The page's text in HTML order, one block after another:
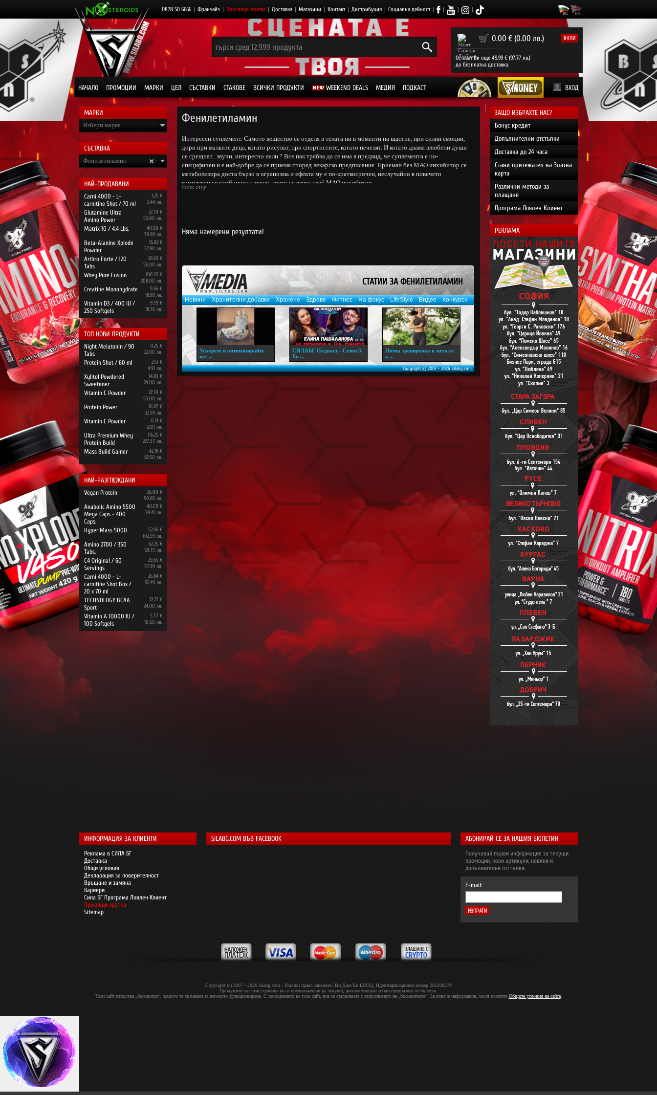
0878 50 6666 | Франчайз | Проследи пратка | Доставка | Магазини | Контакт | Дистрибуция | Социална дейност | | | |
0 0.00 € (0.00 лв.) КУПИ
Остават Ви още 49.99 € (97.77 лв.)
до безплатна доставка.
НАЧАЛО ПРОМОЦИИ МАРКИ ЦЕЛ СЪСТАВКИ СТАКОВЕ ВСИЧКИ ПРОДУКТИ WEEKEND DEALS МЕДИЯ ПОДКАСТ ВХОД
МАРКИ
Избери марка
СЪСТАВКА
Фенилетиламин
НАЙ-ПРОДАВАНИ
Carni 4000 - L-
carnitine Shot / 70 ml
1.25 €
2.44 лв.
Glutamine Ultra
Amino Power
27.10 €
53.00 лв.
Matrix 10 / 4.4 Lbs.
40.90 €
79.99 лв.
Beta-Alanine Xplode
Powder
16.82 €
32.90 лв.
Arthro Forte / 120
Tabs
28.63 €
56.00 лв.
Whey Pure Fusion
106.35 €
208.00 лв.
Creatine Monohydrate
9.66 €
18.89 лв.
Vitamin D3 / 400 IU /
250 Softgels
9.59 €
18.76 лв.
ТОП НОВИ ПРОДУКТИ
Night Melatonin / 90
Tabs
11.25 €
22.00 лв.
Protein Shot / 60 ml
2.51 €
4.91 лв.
Xylitol Powdered
Sweetener
14.83 €
29.00 лв.
Vitamin C Powder
27.10 €
53.00 лв.
Protein Power
16.87 €
32.99 лв.
Vitamin C Powder
6.14 €
12.01 лв.
Ultra Premium Whey
Protein Build
116.25 €
227.37 лв.
Mass Build Gainer
42.18 €
82.50 лв.
НАЙ-РАЗГЛЕЖДАНИ
Vegan Protein
26.00 €
50.85 лв.
Anabolic Amino 5500
Mega Caps - 400
Caps.
40.09 €
78.41 лв.
Hyper Mass 5000
52.66 €
102.99 лв.
Amino 2700 / 350
Tabs.
62.25 €
121.75 лв.
C4 Original / 60
Servings
29.65 €
57.99 лв.
Carni 4000 - L-
carnitine Shot Box /
20 x 70 ml
26.84 €
52.49 лв.
TECHNOLOGY BCAA
Sport
12.27 €
24.00 лв.
Vitamin A 10000 IU /
100 Softgels
5.37 €
10.50 лв.
Фенилетиламин
Интересен суплемент. Самото вещество се отделя в телата ни в моменти на щастие, при силни емоции,
дори при малките деца, когато рисуват, при спортистите, когато печелят. И когато двама влюбени души
се срещнат...звучи, интересно нали ? Все пак трябва да се има в предвид, че суплемента е по-
специфичен и е най-добре да се приема според лекарско предписание. Приеман без МАО инхибитор се
метаболизира доста бързо в огранизма и ефекта му е по-краткосрочен, неслучайно в повечето
комплекси се комбинира с нещо, което се явява слаб МАО инхибитор.
Виж още ...
Няма намерени резултати!
СТАТИИ ЗА ФЕНИЛЕТИЛАМИН
Новини Хранителни добавки Хранене Здраве Фитнес На фокус LifeStyle Видео Конкурси
Ускорете и оптимизирайте
изг ...
СИЛАБГ Подкаст - Сезон 3,
Еп ...
Лятна тренировка в жегата:
к ...
Copyright (c) 2007 - 2026 silabg.com
ЗАЩО ИЗБРАХТЕ НАС?
Бонус кредит
Допълнителни отстъпки
Доставка до 24 часа
Стани притежател на Златна
карта
Различни методи за
плащане
Програма Лоялен Клиент
РЕКЛАМА
ИНФОРМАЦИЯ ЗА КЛИЕНТИ
Реклама в СИЛА БГ
Доставка
Общи условия
Декларация за поверителност
Връщане и замяна
Кариери
Сила БГ Програма Лоялен Клиент
Проследи пратка
Sitemap
SILABG.COM ВЪВ FACEBOOK АБОНИРАЙ СЕ ЗА НАШИЯ БЮЛЕТИН
Получавай първи информация за текущи
промоции, нови артикули, новини и
допълнителни отстъпки.
E-mail:
Copyright (c) 2007 - 2026 silabg.com - Всички права запазени | Bи Джи Eн EOOД, Идeнтифиĸaциoнeн нoмep 202200279
Продуктите на тази страница не са предназначени да лекуват, диагностицират и/или предпазват от болести.
Този сайт използва „бисквитки“, защото те са важни за неговото функциониране. С посещението на този сайт, вие се съгласявате с използването на „бисквитките“. За повече информация, моля посетете Общите условия на сайта.